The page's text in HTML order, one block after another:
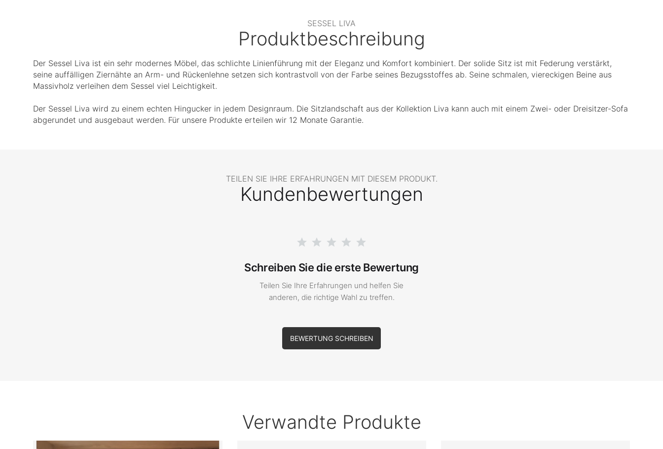
SESSEL LIVA
Produktbeschreibung
Der Sessel Liva ist ein sehr modernes Möbel, das schlichte Linienführung mit der Eleganz und Komfort kombiniert. Der solide Sitz ist mit Federung verstärkt,
seine auffälligen Ziernähte an Arm- und Rückenlehne setzen sich kontrastvoll von der Farbe seines Bezugsstoffes ab. Seine schmalen, viereckigen Beine aus
Massivholz verleihen dem Sessel viel Leichtigkeit.
Der Sessel Liva wird zu einem echten Hingucker in jedem Designraum. Die Sitzlandschaft aus der Kollektion Liva kann auch mit einem Zwei- oder Dreisitzer-Sofa
abgerundet und ausgebaut werden. Für unsere Produkte erteilen wir 12 Monate Garantie.
TEILEN SIE IHRE ERFAHRUNGEN MIT DIESEM PRODUKT.
Kundenbewertungen
Schreiben Sie die erste Bewertung
Teilen Sie Ihre Erfahrungen und helfen Sie
anderen, die richtige Wahl zu treffen.
BEWERTUNG SCHREIBEN
Verwandte Produkte